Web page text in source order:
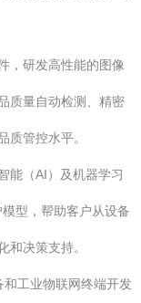
，研发高性能的图像
质量自动检测、精密
质管控水平。
能（AI）及机器学习
型，帮助客户从设备
和决策支持。
和工业物联网终端开发